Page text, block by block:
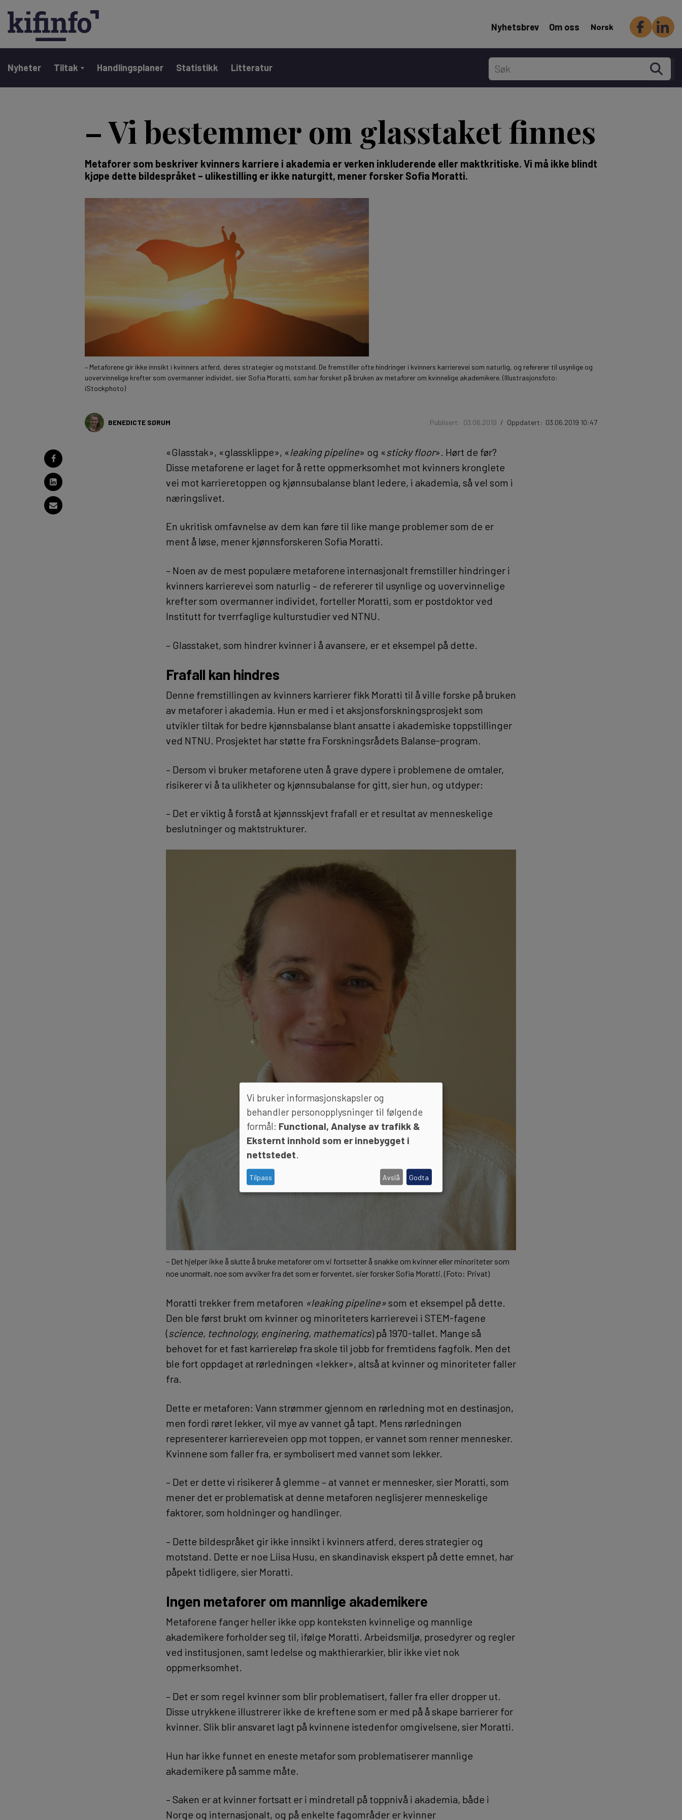
Header Secondary menu
Nyhetsbrev Om oss Norsk
Main navigation
Nyheter Tiltak Handlingsplaner Statistikk Litteratur
– Vi bestemmer om glasstaket finnes
Metaforer som beskriver kvinners karriere i akademia er verken inkluderende eller maktkritiske. Vi må ikke blindt
kjøpe dette bildespråket – ulikestilling er ikke naturgitt, mener forsker Sofia Moratti.
– Metaforene gir ikke innsikt i kvinners atferd, deres strategier og motstand. De fremstiller ofte hindringer i kvinners karrierevei som naturlig, og refererer til usynlige og
uovervinnelige krefter som overmanner individet, sier Sofia Moratti, som har forsket på bruken av metaforer om kvinnelige akademikere. (Illustrasjonsfoto:
iStockphoto)
BENEDICTE SØRUM Publisert: 03.06.2019 / Oppdatert: 03.06.2019 10:47
«Glasstak», «glassklippe», «leaking pipeline» og «sticky floor». Hørt de før?
Disse metaforene er laget for å rette oppmerksomhet mot kvinners kronglete
vei mot karrieretoppen og kjønnsubalanse blant ledere, i akademia, så vel som i
næringslivet.
En ukritisk omfavnelse av dem kan føre til like mange problemer som de er
ment å løse, mener kjønnsforskeren Sofia Moratti.
– Noen av de mest populære metaforene internasjonalt fremstiller hindringer i
kvinners karrierevei som naturlig – de refererer til usynlige og uovervinnelige
krefter som overmanner individet, forteller Moratti, som er postdoktor ved
Institutt for tverrfaglige kulturstudier ved NTNU.
– Glasstaket, som hindrer kvinner i å avansere, er et eksempel på dette.
Frafall kan hindres
Denne fremstillingen av kvinners karrierer fikk Moratti til å ville forske på bruken
av metaforer i akademia. Hun er med i et aksjonsforskningsprosjekt som
utvikler tiltak for bedre kjønnsbalanse blant ansatte i akademiske toppstillinger
ved NTNU. Prosjektet har støtte fra Forskningsrådets Balanse-program.
– Dersom vi bruker metaforene uten å grave dypere i problemene de omtaler,
risikerer vi å ta ulikheter og kjønnsubalanse for gitt, sier hun, og utdyper:
– Det er viktig å forstå at kjønnsskjevt frafall er et resultat av menneskelige
beslutninger og maktstrukturer.
– Det hjelper ikke å slutte å bruke metaforer om vi fortsetter å snakke om kvinner eller minoriteter som
noe unormalt, noe som avviker fra det som er forventet, sier forsker Sofia Moratti. (Foto: Privat)​
Moratti trekker frem metaforen «leaking pipeline»som et eksempel på dette.
Den ble først brukt om kvinner og minoriteters karrierevei i STEM-fagene
(science, technology, enginering, mathematics) på 1970-tallet. Mange så
behovet for et fast karriereløp fra skole til jobb for fremtidens fagfolk. Men det
ble fort oppdaget at rørledningen «lekker», altså at kvinner og minoriteter faller
fra.
Dette er metaforen: Vann strømmer gjennom en rørledning mot en destinasjon,
men fordi røret lekker, vil mye av vannet gå tapt. Mens rørledningen
representerer karriereveien opp mot toppen, er vannet som renner mennesker.
Kvinnene som faller fra, er symbolisert med vannet som lekker.
– Det er dette vi risikerer å glemme – at vannet er mennesker, sier Moratti, som
mener det er problematisk at denne metaforen neglisjerer menneskelige
faktorer, som holdninger og handlinger.
– Dette bildespråket gir ikke innsikt i kvinners atferd, deres strategier og
motstand. Dette er noe Liisa Husu, en skandinavisk ekspert på dette emnet, har
påpekt tidligere, sier Moratti.
Ingen metaforer om mannlige akademikere
Metaforene fanger heller ikke opp konteksten kvinnelige og mannlige
akademikere forholder seg til, ifølge Moratti. Arbeidsmiljø, prosedyrer og regler
ved institusjonen, samt ledelse og makthierarkier, blir ikke viet nok
oppmerksomhet.
– Det er som regel kvinner som blir problematisert, faller fra eller dropper ut.
Disse utrykkene illustrerer ikke de kreftene som er med på å skape barrierer for
kvinner. Slik blir ansvaret lagt på kvinnene istedenfor omgivelsene, sier Moratti.
Hun har ikke funnet en eneste metafor som problematiserer mannlige
akademikere på samme måte.
– Saken er at kvinner fortsatt er i mindretall på toppnivå i akademia, både i
Norge og internasjonalt, og på enkelte fagområder er kvinner
Vi bruker informasjonskapsler og
behandler personopplysninger til følgende
formål: Functional, Analyse av trafikk &
Eksternt innhold som er innebygget i
nettstedet.
Tilpass Avslå Godta